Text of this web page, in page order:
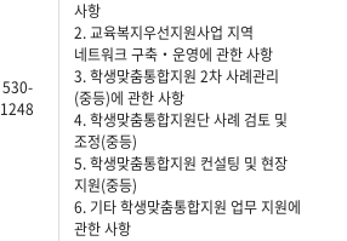
530-
1248
사항
2. 교육복지우선지원사업 지역
네트워크 구축‧운영에 관한 사항
3. 학생맞춤통합지원 2차 사례관리
(중등)에 관한 사항
4. 학생맞춤통합지원단 사례 검토 및
조정(중등)
5. 학생맞춤통합지원 컨설팅 및 현장
지원(중등)
6. 기타 학생맞춤통합지원 업무 지원에
관한 사항